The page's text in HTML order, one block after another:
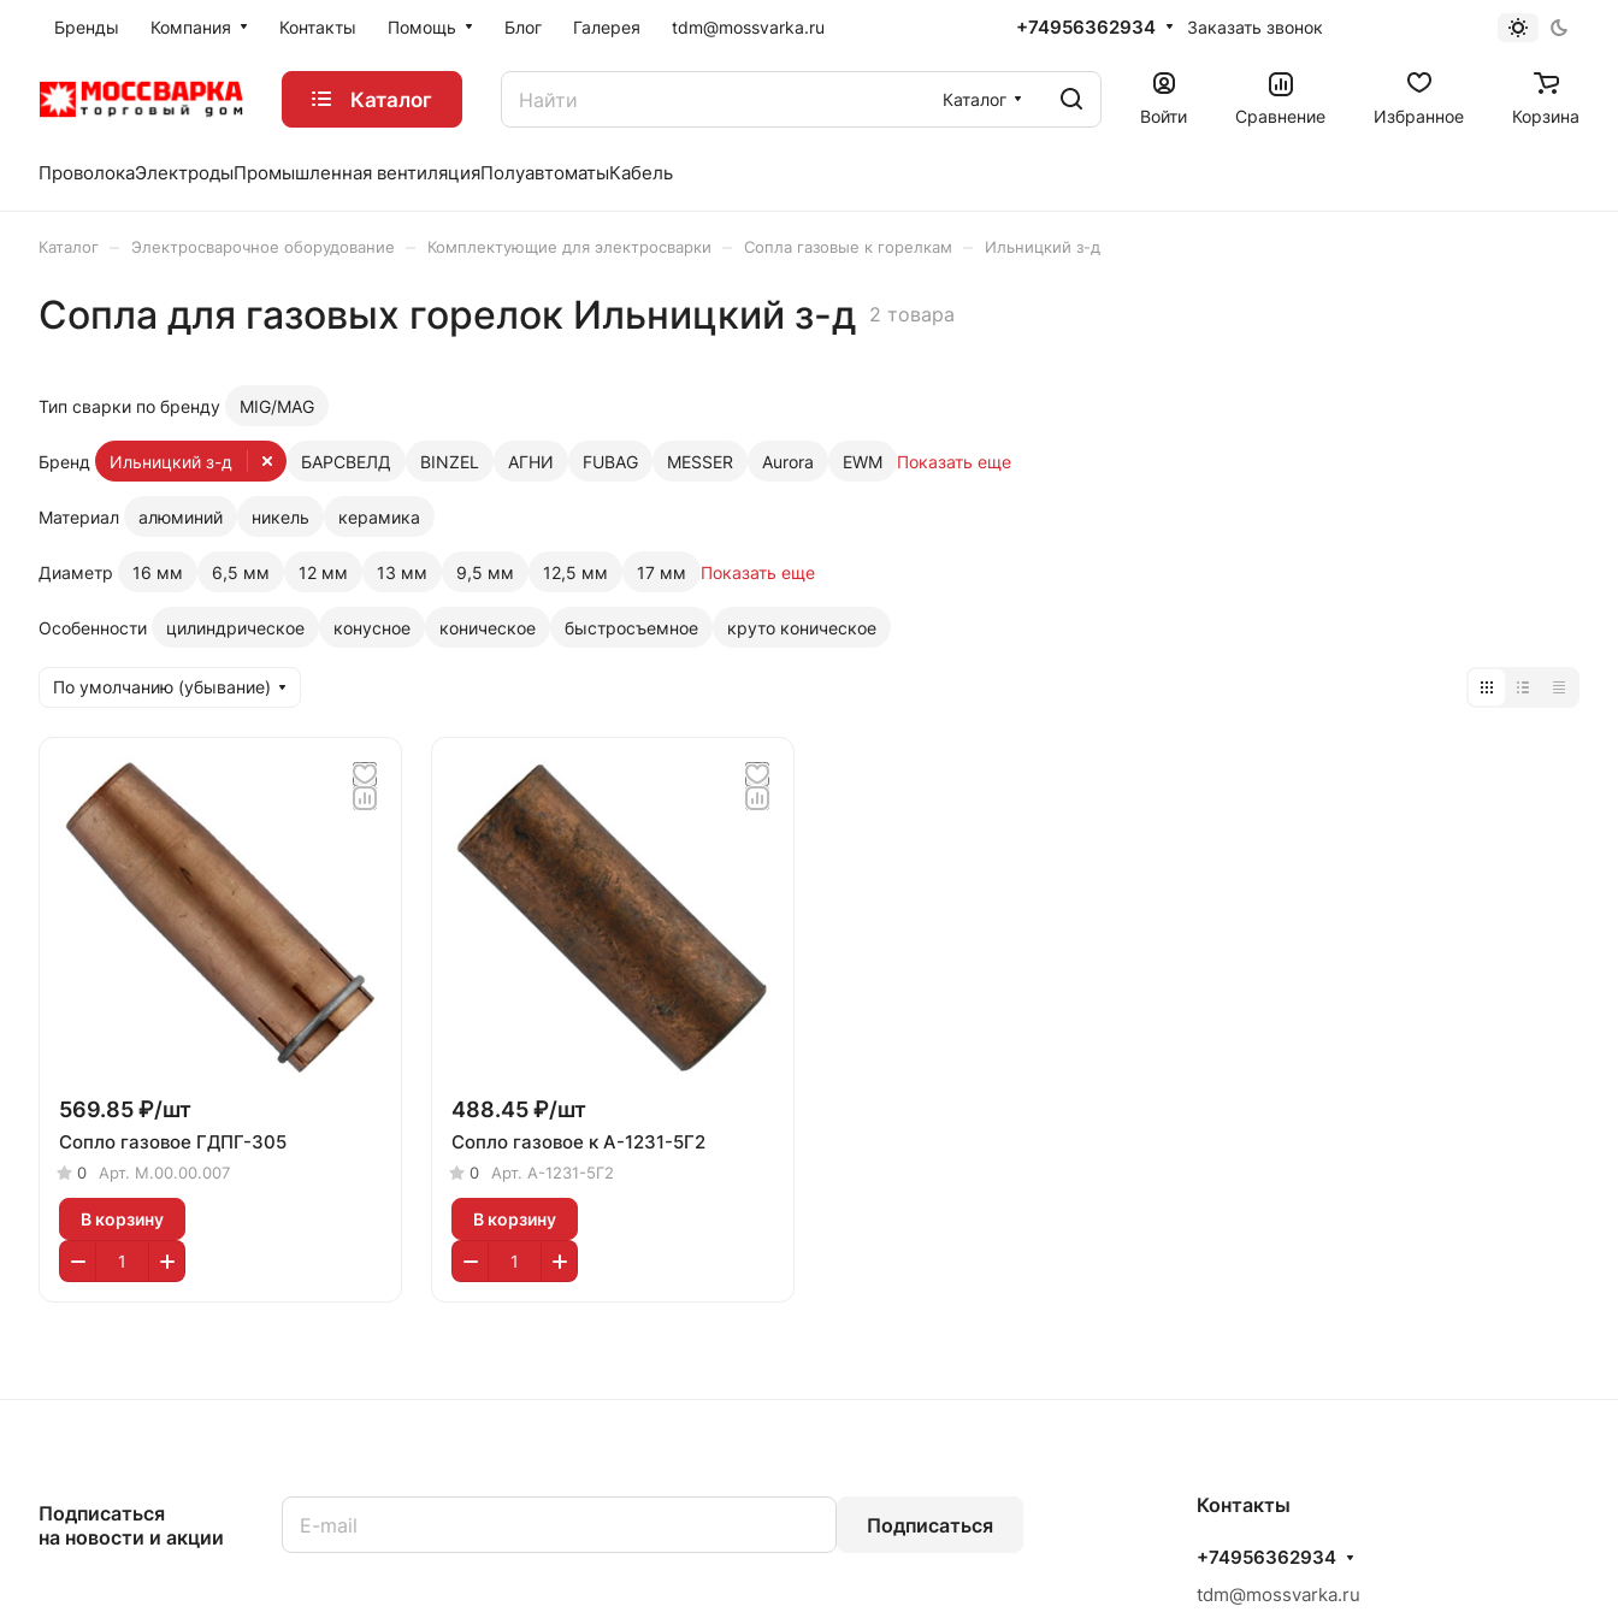
Бренды Компания Контакты Помощь Блог Галерея tdm@mossvarka.ru +74956362934 Заказать звонок
Каталог
Каталог
Войти
Сравнение Избранное Корзина
ПроволокаЭлектродыПромышленная вентиляцияПолуавтоматыКабель
Каталог Электросварочное оборудование Комплектующие для электросварки Сопла газовые к горелкам Ильницкий з-д
Сопла для газовых горелок Ильницкий з-д 2 товара
Тип сварки по бренду MIG/MAG
Бренд БАРСВЕЛД BINZEL АГНИ FUBAG MESSER Aurora EWM
Ильницкий з-д Показать еще
Материал алюминий никель керамика
Диаметр 16 мм 6,5 мм 12 мм 13 мм 9,5 мм 12,5 мм 17 мм Показать еще
Особенности цилиндрическое конусное коническое быстросъемное круто коническое
По умолчанию (убывание)
569.85 ₽/шт
Сопло газовое ГДПГ-305
0 Арт. М.00.00.007
В корзину
488.45 ₽/шт
Сопло газовое к А-1231-5Г2
0 Арт. А-1231-5Г2
В корзину
Подписаться
на новости и акции
Подписаться
Контакты
+74956362934
tdm@mossvarka.ru